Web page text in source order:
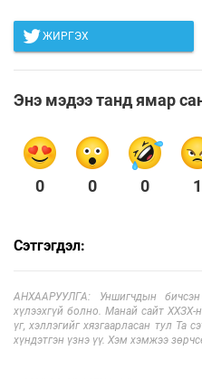
ЖИРГЭХ
Энэ мэдээ танд ямар
0 0 0 1
Сэтгэгдэл:
АНХААРУУЛГА: Уншигчдын бичсэн
хүлээхгүй болно. Манай сайт
үг, хэллэгийг хязгаарласан тул Та
хүндэтгэн үзнэ үү. Хэм хэмжээ